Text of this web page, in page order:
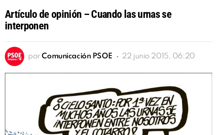
Artículo de opinión – Cuando las urnas se
interponen
por Comunicación PSOE 22 junio 2015, 06:20